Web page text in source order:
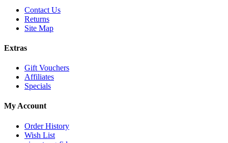
Contact Us
Returns
Site Map
Extras
Gift Vouchers
Affiliates
Specials
My Account
Order History
Wish List